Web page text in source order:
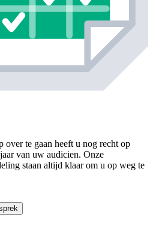
over te gaan heeft u nog recht op
van uw audicien. Onze
staan altijd klaar om u op weg te